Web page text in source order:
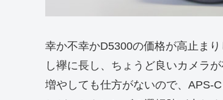
幸か不幸かD5300の価格が高止ま
し襷に長し、ちょうど良いカメラ
増やしても仕方がないので、APS-